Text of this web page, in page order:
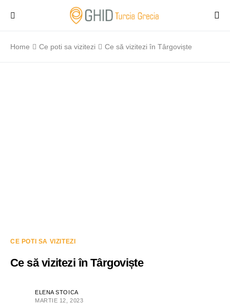
Home Ce poti sa vizitezi Ce să vizitezi în Târgoviște
CE POTI SA VIZITEZI
Ce să vizitezi în Târgoviște
ELENA STOICA
MARTIE 12, 2023